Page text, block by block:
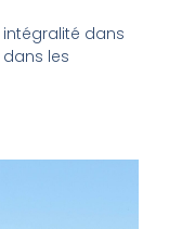
dans
les